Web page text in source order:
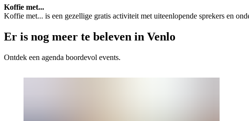
Koffie met...
Koffie met... is een gezellige gratis activiteit met uiteenlopende sprekers en
Er is nog meer te beleven in Venlo
Ontdek een agenda boordevol events.